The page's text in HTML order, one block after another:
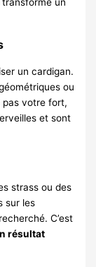
un cardigan.
ou
pas votre fort,
et sont
strass ou des
sur les
C’est
résultat